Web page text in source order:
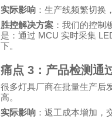
实际影响 ：生产线频繁切换
胜控解决方案 ：我们的控制
是：通过 MCU 实时采集
下。
痛点 3 ：产品检测通
很多灯具厂商在批量生产后
高。
实际影响 ：返工成本增加，